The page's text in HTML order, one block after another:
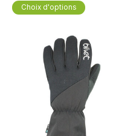
Choix d'options